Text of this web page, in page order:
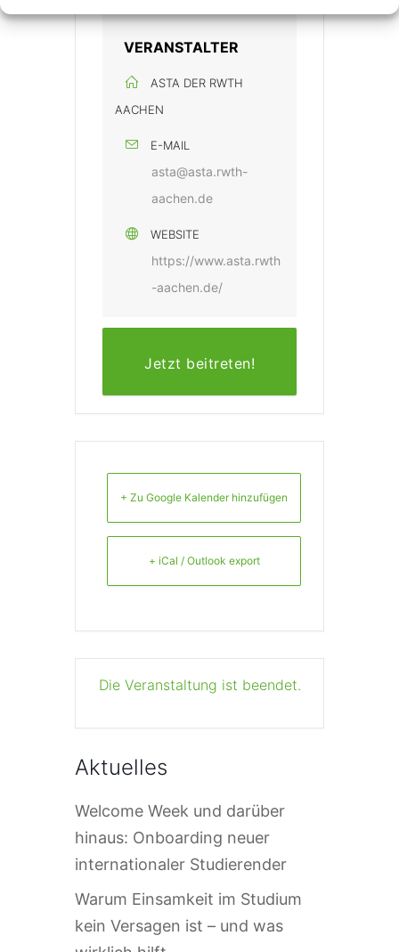
VERANSTALTER
ASTA DER RWTH
AACHEN
E-MAIL
asta@asta.rwth-
aachen.de
WEBSITE
https://www.asta.rwth
-aachen.de/
Jetzt beitreten!
+ Zu Google Kalender hinzufügen
+ iCal / Outlook export
Die Veranstaltung ist beendet.
Aktuelles
Welcome Week und darüber
hinaus: Onboarding neuer
internationaler Studierender
Warum Einsamkeit im Studium
kein Versagen ist – und was